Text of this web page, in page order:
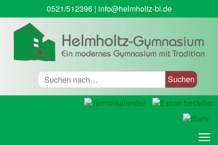
0521/512396| info@helmholtz-bi.de
Suche